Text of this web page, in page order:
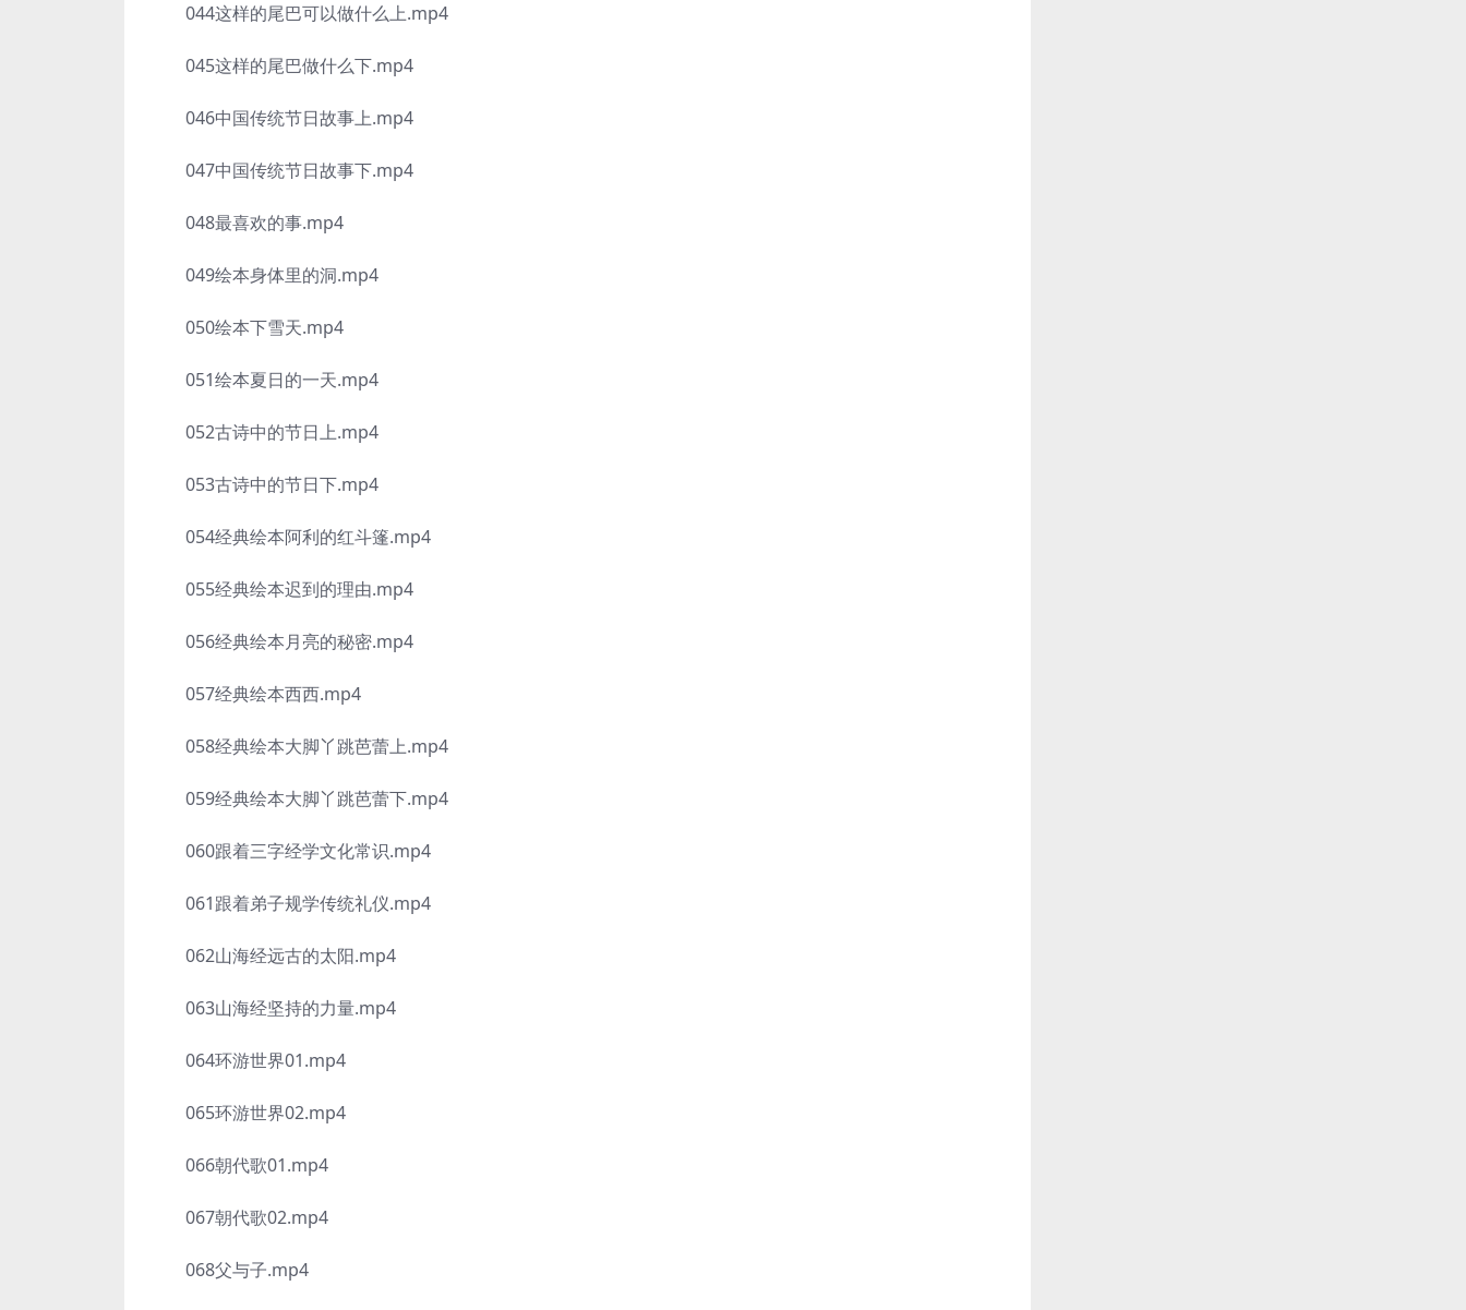
044这样的尾巴可以做什么上.mp4
045这样的尾巴做什么下.mp4
046中国传统节日故事上.mp4
047中国传统节日故事下.mp4
048最喜欢的事.mp4
049绘本身体里的洞.mp4
050绘本下雪天.mp4
051绘本夏日的一天.mp4
052古诗中的节日上.mp4
053古诗中的节日下.mp4
054经典绘本阿利的红斗篷.mp4
055经典绘本迟到的理由.mp4
056经典绘本月亮的秘密.mp4
057经典绘本西西.mp4
058经典绘本大脚丫跳芭蕾上.mp4
059经典绘本大脚丫跳芭蕾下.mp4
060跟着三字经学文化常识.mp4
061跟着弟子规学传统礼仪.mp4
062山海经远古的太阳.mp4
063山海经坚持的力量.mp4
064环游世界01.mp4
065环游世界02.mp4
066朝代歌01.mp4
067朝代歌02.mp4
068父与子.mp4